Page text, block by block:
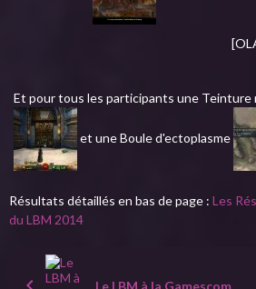
Et pour tous les participants une
et uneBoule d'ectoplasme
Résultats détaillés en bas de page : Les
du LBM 2014
Le LBM à la Gamescom